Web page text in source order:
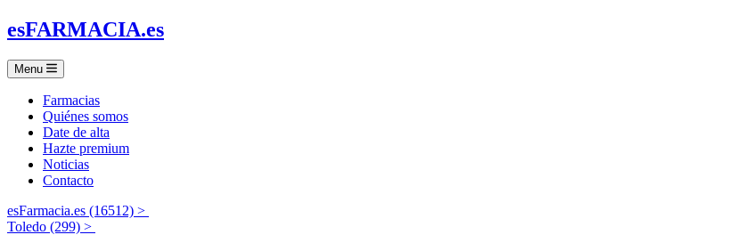
esFARMACIA.es
Menu
Farmacias
Quiénes somos
Date de alta
Hazte premium
Noticias
Contacto
esFarmacia.es (16512) >
Toledo (299) >